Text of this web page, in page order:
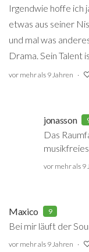
Irgendwie hoffe ich
etwas aus seiner
und mal was
Drama. Sein Talent
vor mehr als 9 Jahren
jonasson
Das
vor mehr als 9
Maxico 9
Bei mir läuft der
vor mehr als 9 Jahren